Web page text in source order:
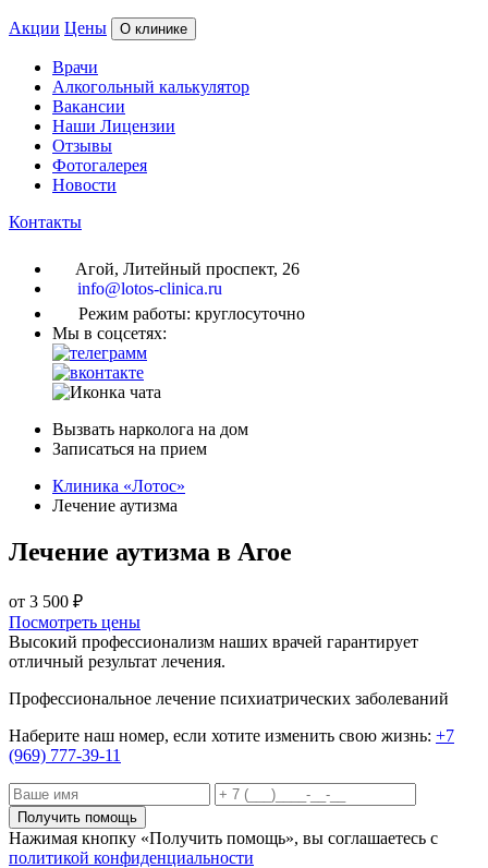
Акции Цены О клинике
Врачи
Алкогольный калькулятор
Вакансии
Наши Лицензии
Отзывы
Фотогалерея
Новости
Контакты
Агой, Литейный проспект, 26
info@lotos-clinica.ru
Режим работы: круглосуточно
Мы в соцсетях:
Вызвать нарколога на дом
Записаться на прием
Клиника «Лотос»
Лечение аутизма
Лечение аутизма в Агое
от 3 500 ₽
Посмотреть цены
Высокий профессионализм наших врачей гарантирует
отличный результат лечения.
Профессиональное лечение психиатрических заболеваний
Наберите наш номер, если хотите изменить свою жизнь: +7
(969) 777-39-11
Получить помощь
Нажимая кнопку «Получить помощь», вы соглашаетесь с
политикой конфиденциальности